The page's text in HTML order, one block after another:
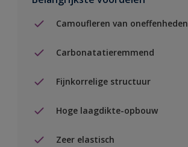
Camoufleren van oneffenheden
Carbonatatieremmend
Fijnkorrelige structuur
Hoge laagdikte-opbouw
Zeer elastisch